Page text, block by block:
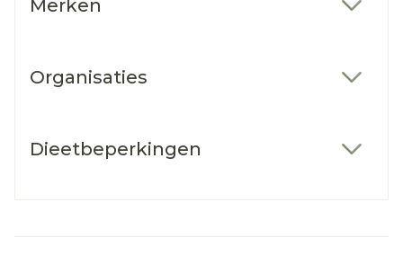
Merken
Organisaties
Dieetbeperkingen